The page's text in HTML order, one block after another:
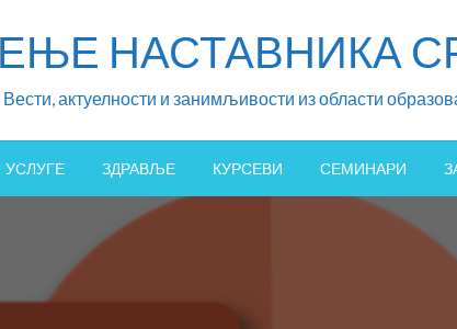
НАСТАВНИКА
Вести, актуелности и занимљивости из области
УСЛУГЕ ЗДРАВЉЕ КУРСЕВИ СЕМИНАРИ